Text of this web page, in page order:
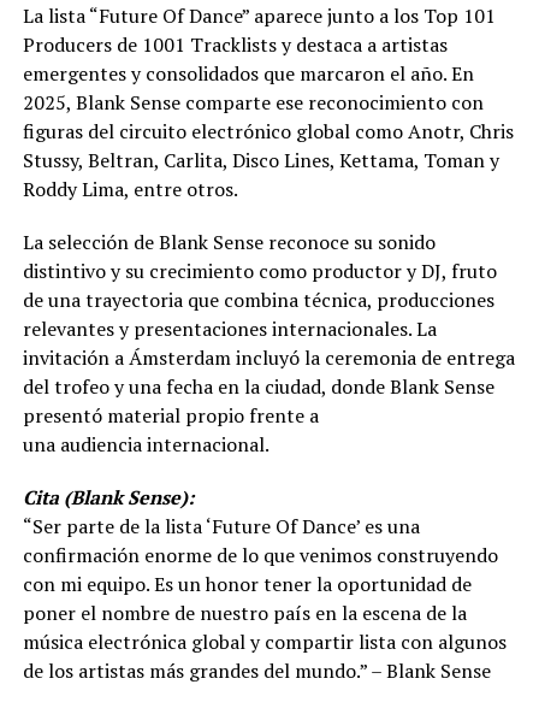
La lista “Future Of Dance” aparece junto a los Top 101
Producers de 1001 Tracklists y destaca a artistas
emergentes y consolidados que marcaron el año. En
2025, Blank Sense comparte ese reconocimiento con
figuras del circuito electrónico global como Anotr, Chris
Stussy, Beltran, Carlita, Disco Lines, Kettama, Toman y
Roddy Lima, entre otros.
La selección de Blank Sense reconoce su sonido
distintivo y su crecimiento como productor y DJ, fruto
de una trayectoria que combina técnica, producciones
relevantes y presentaciones internacionales. La
invitación a Ámsterdam incluyó la ceremonia de entrega
del trofeo y una fecha en la ciudad, donde Blank Sense
presentó material propio frente a
una audiencia internacional.
Cita (Blank Sense):
“Ser parte de la lista ‘Future Of Dance’ es una
confirmación enorme de lo que venimos construyendo
con mi equipo. Es un honor tener la oportunidad de
poner el nombre de nuestro país en la escena de la
música electrónica global y compartir lista con algunos
de los artistas más grandes del mundo.” – Blank Sense